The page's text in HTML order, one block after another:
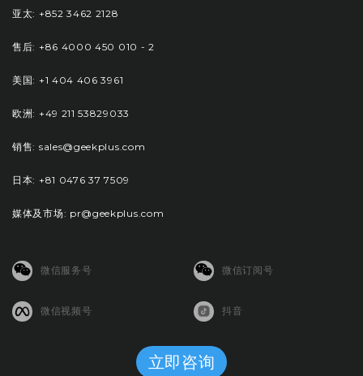
亚太: +852 3462 2128
售后: +86 4000 450 010 - 2
美国: +1 404 406 3961
欧洲: +49 211 53829033
销售: sales@geekplus.com
日本: +81 0476 37 7509
媒体及市场: pr@geekplus.com
微信服务号 微信订阅号
微信视频号 抖音
立即咨询